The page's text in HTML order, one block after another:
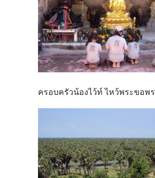
ครอบครัวน้องไว้ท์ ไหว้พระขอพร